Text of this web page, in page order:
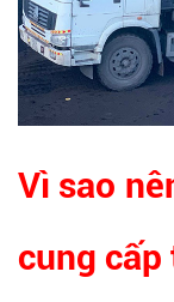
Vì sao
cung cấp